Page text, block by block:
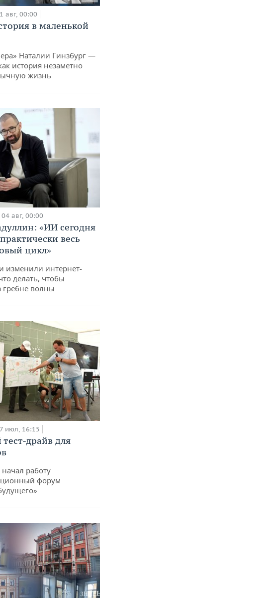
авг, 00:00
в маленькой
Наталии Гинзбург —
история незаметно
жизнь
04 авг, 00:00
«ИИ сегодня
весь
цикл»
изменили интернет-
делать, чтобы
гребне волны
июл, 16:15
драйв для
работу
форум